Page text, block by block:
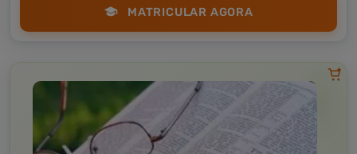
MATRICULAR AGORA